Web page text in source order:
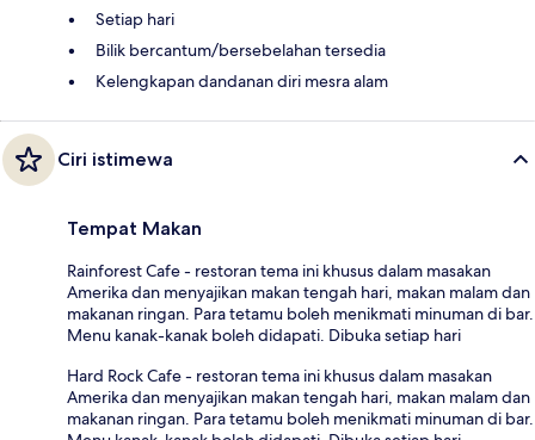
Setiap hari
Bilik bercantum/bersebelahan tersedia
Kelengkapan dandanan diri mesra alam
Ciri istimewa
Tempat Makan
Rainforest Cafe - restoran tema ini khusus dalam masakan
Amerika dan menyajikan makan tengah hari, makan malam dan
makanan ringan. Para tetamu boleh menikmati minuman di bar.
Menu kanak-kanak boleh didapati. Dibuka setiap hari
Hard Rock Cafe - restoran tema ini khusus dalam masakan
Amerika dan menyajikan makan tengah hari, makan malam dan
makanan ringan. Para tetamu boleh menikmati minuman di bar.